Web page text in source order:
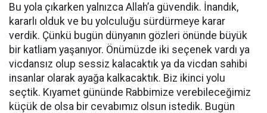
Bu yola çıkarken yalnızca Allah’a güvendik. İnandık,
kararlı olduk ve bu yolculuğu sürdürmeye karar
verdik. Çünkü bugün dünyanın gözleri önünde büyük
bir katliam yaşanıyor. Önümüzde iki seçenek vardı ya
vicdansız olup sessiz kalacaktık ya da vicdan sahibi
insanlar olarak ayağa kalkacaktık. Biz ikinci yolu
seçtik. Kıyamet gününde Rabbimize verebileceğimiz
küçük de olsa bir cevabımız olsun istedik. Bugün